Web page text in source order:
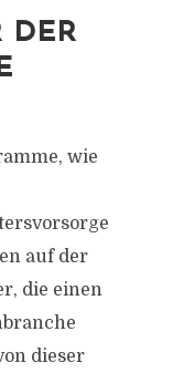
DER
wie
auf der
die einen
dieser